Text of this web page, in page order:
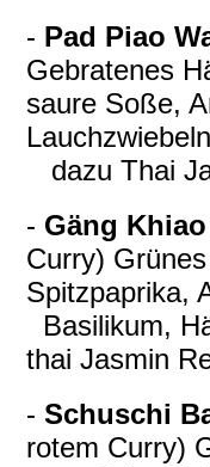
- Pad Piao
Gebratenes
saure Soße,
dazu Thai
- Gäng
Curry)
Spitzpaprika,
Basilikum,
thai Jasmin
-Schuschi
rotem Curry)